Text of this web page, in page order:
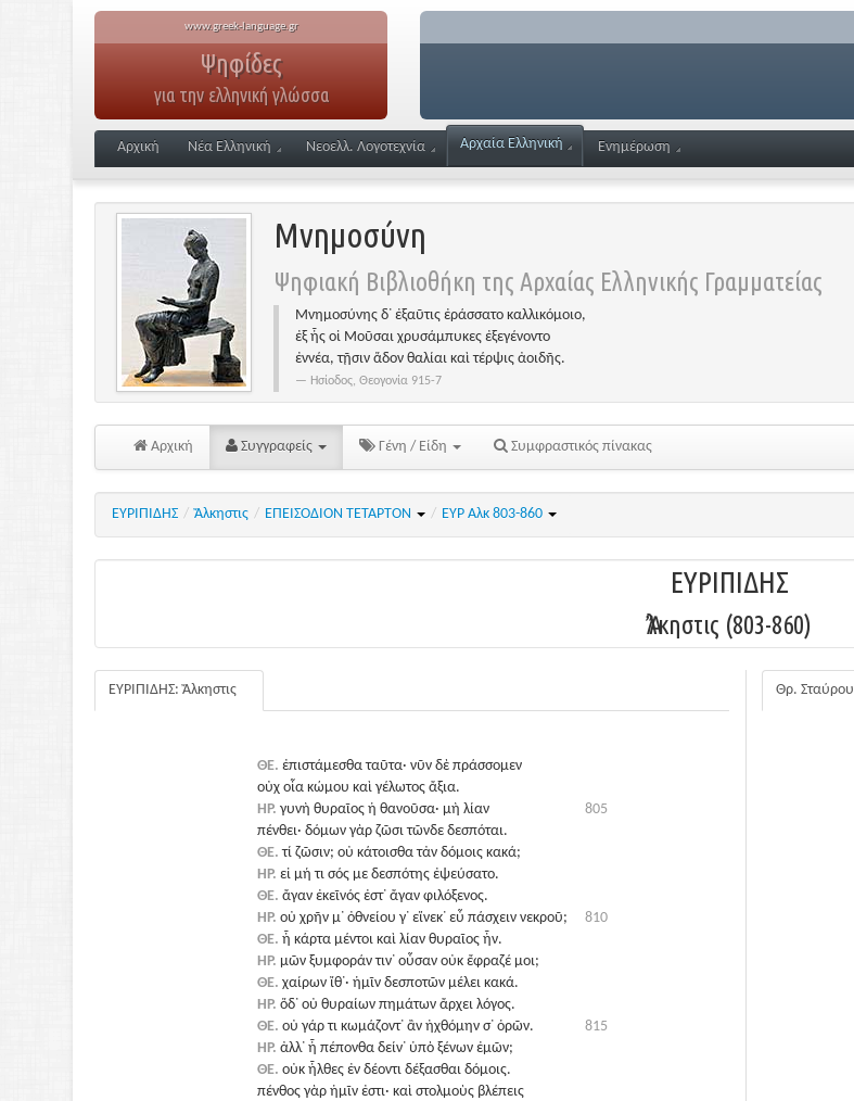
www.greek-language.gr
Ψηφίδες
για την ελληνική γλώσσα
Αρχική Νέα Ελληνική Νεοελλ. Λογοτεχνία Αρχαία Ελληνική Ενημέρωση
Μνημοσύνη
Ψηφιακή Βιβλιοθήκη της Αρχαίας Ελληνικής Γραμματείας
Μνημοσύνης δ᾽ ἐξαῦτις ἐράσσατο καλλικόμοιο,
ἐξ ἧς οἱ Μοῦσαι χρυσάμπυκες ἐξεγένοντο
ἐννέα, τῇσιν ἅδον θαλίαι καὶ τέρψις ἀοιδῆς.
Ησίοδος, Θεογονία 915-7
Αρχική Συγγραφείς Γένη / Είδη Συμφραστικός πίνακας
ΕΥΡΙΠΙΔΗΣ / Ἄλκηστις / ΕΠΕΙΣΟΔΙΟΝ ΤΕΤΑΡΤΟΝ / ΕΥΡ Αλκ 803-860
ΕΥΡΙΠΙΔΗΣ
Ἄλκηστις (803-860)
ΕΥΡΙΠΙΔΗΣ: Ἄλκηστις
ΘΕ. ἐπιστάμεσθα ταῦτα· νῦν δὲ πράσσομεν
οὐχ οἷα κώμου καὶ γέλωτος ἄξια.
805
ΗΡ. γυνὴ θυραῖος ἡ θανοῦσα· μὴ λίαν
πένθει· δόμων γὰρ ζῶσι τῶνδε δεσπόται.
ΘΕ. τί ζῶσιν; οὐ κάτοισθα τἀν δόμοις κακά;
ΗΡ. εἰ μή τι σός με δεσπότης ἐψεύσατο.
ΘΕ. ἄγαν ἐκεῖνός ἐστ᾽ ἄγαν φιλόξενος.
810
ΗΡ. οὐ χρῆν μ᾽ ὀθνείου γ᾽ εἵνεκ᾽ εὖ πάσχειν νεκροῦ;
ΘΕ. ἦ κάρτα μέντοι καὶ λίαν θυραῖος ἦν.
ΗΡ. μῶν ξυμφοράν τιν᾽ οὖσαν οὐκ ἔφραζέ μοι;
ΘΕ. χαίρων ἴθ᾽· ἡμῖν δεσποτῶν μέλει κακά.
ΗΡ. ὅδ᾽ οὐ θυραίων πημάτων ἄρχει λόγος.
815
ΘΕ. οὐ γάρ τι κωμάζοντ᾽ ἂν ἠχθόμην σ᾽ ὁρῶν.
ΗΡ. ἀλλ᾽ ἦ πέπονθα δείν᾽ ὑπὸ ξένων ἐμῶν;
ΘΕ. οὐκ ἦλθες ἐν δέοντι δέξασθαι δόμοις.
πένθος γὰρ ἡμῖν ἐστι· καὶ στολμοὺς βλέπεις
Θρ. Σταύρου